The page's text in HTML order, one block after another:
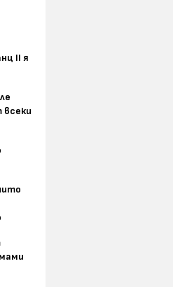
II я
всеки